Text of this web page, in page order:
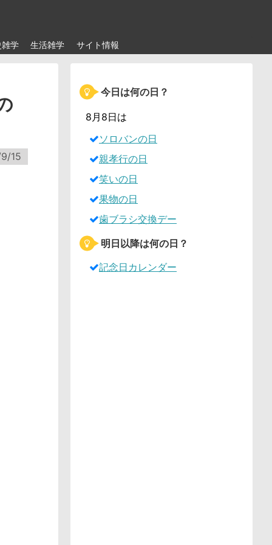
学 生活雑学 サイト情報
15
今日は何の日？
8月8日は
ソロバンの日
親孝行の日
笑いの日
果物の日
歯ブラシ交換デー
明日以降は何の日？
記念日カレンダー